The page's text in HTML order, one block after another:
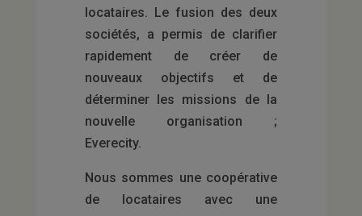
locataires. Le fusion des deux
sociétés, a permis de clarifier
rapidement de créer de
nouveaux objectifs et de
déterminer les missions de la
nouvelle organisation ;
Everecity.
Nous sommes une coopérative
de locataires avec une